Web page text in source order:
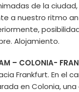
de la
a nuestro ritmo
Alojamiento.
– COLONIA-
Frankfurt. En el
en Colonia,